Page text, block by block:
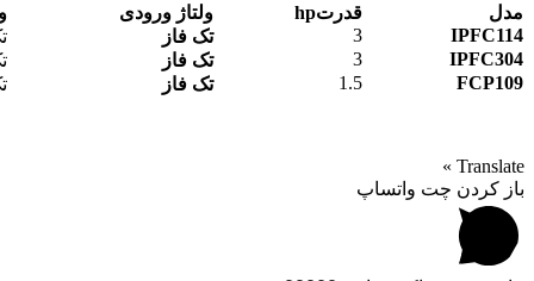
مدل قدرتhp ولتاژ ورودی
IPFC114
3 تک فاز
IPFC304
3 تک فاز
FCP109
1.5 تک فاز
Translate »
باز کردن چت واتساپ